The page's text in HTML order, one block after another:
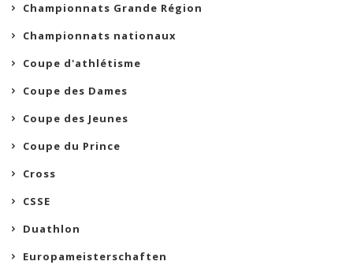
Championnats Grande Région
Championnats nationaux
Coupe d'athlétisme
Coupe des Dames
Coupe des Jeunes
Coupe du Prince
Cross
CSSE
Duathlon
Europameisterschaften